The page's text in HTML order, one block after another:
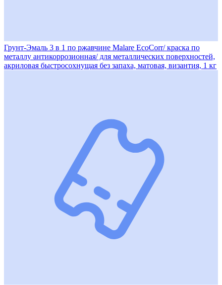
Грунт-Эмаль 3 в 1 по ржавчине Malare EcoCorr/ краска по
металлу антикоррозионная/ для металлических поверхностей,
акриловая быстросохнущая без запаха, матовая, византия, 1 кг